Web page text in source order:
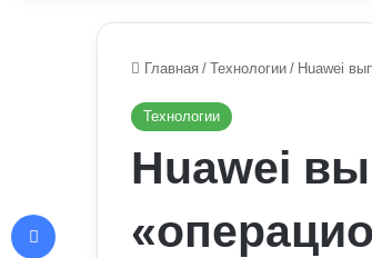
Главная / Технологии / Huawei
Технологии
Huawei